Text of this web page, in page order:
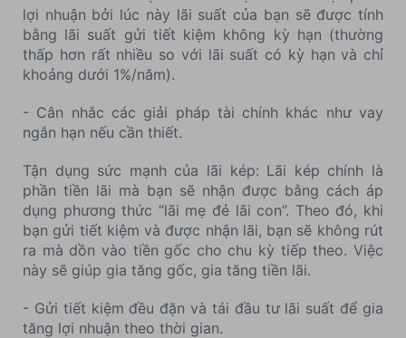
lợi nhuận bởi lúc này lãi suất của bạn sẽ được tính
bằng lãi suất gửi tiết kiệm không kỳ hạn (thường
thấp hơn rất nhiều so với lãi suất có kỳ hạn và chỉ
khoảng dưới 1%/năm).
- Cân nhắc các giải pháp tài chính khác như vay
ngắn hạn nếu cần thiết.
Tận dụng sức mạnh của lãi kép: Lãi kép chính là
phần tiền lãi mà bạn sẽ nhận được bằng cách áp
dụng phương thức “lãi mẹ đẻ lãi con”. Theo đó, khi
bạn gửi tiết kiệm và được nhận lãi, bạn sẽ không rút
ra mà dồn vào tiền gốc cho chu kỳ tiếp theo. Việc
này sẽ giúp gia tăng gốc, gia tăng tiền lãi.
- Gửi tiết kiệm đều đặn và tái đầu tư lãi suất để gia
tăng lợi nhuận theo thời gian.